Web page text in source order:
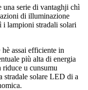
serie di vantaghji chì
di illuminazione
i lampioni stradali solari
assai efficiente in
più alta di energia
u cunsumu
stradale solare LED di a